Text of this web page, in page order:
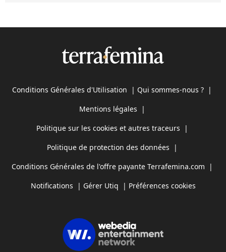
Conditions Générales d'Utilisation | Qui sommes-nous ? |
Mentions légales |
Politique sur les cookies et autres traceurs |
Politique de protection des données |
Conditions Générales de l'offre payante Terrafemina.com |
Notifications | Gérer Utiq | Préférences cookies